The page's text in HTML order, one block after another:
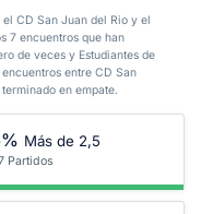
CD San Juan del Rio y el
7 encuentros que han
de veces y Estudiantes de
entre CD San
en empate.
Más de 2,5
Partidos